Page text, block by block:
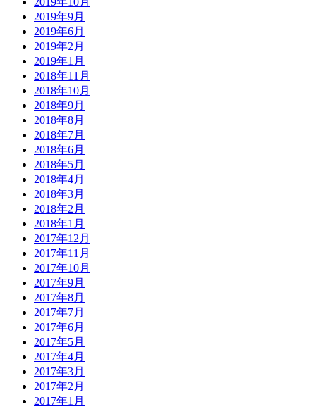
2019年9月
2019年6月
2019年2月
2019年1月
2018年11月
2018年10月
2018年9月
2018年8月
2018年7月
2018年6月
2018年5月
2018年4月
2018年3月
2018年2月
2018年1月
2017年12月
2017年11月
2017年10月
2017年9月
2017年8月
2017年7月
2017年6月
2017年5月
2017年4月
2017年3月
2017年2月
2017年1月